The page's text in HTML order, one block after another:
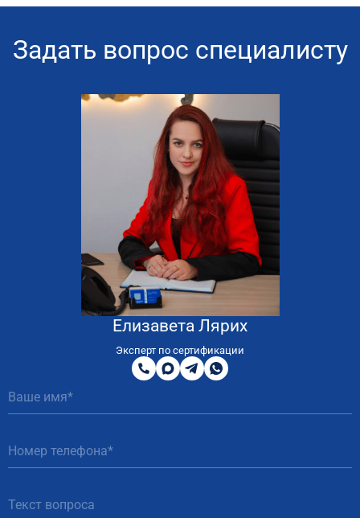
Задать вопрос специалисту
Елизавета Лярих
Эксперт по сертификации
8
800
200
51
MAXTelegram
WhatsApp